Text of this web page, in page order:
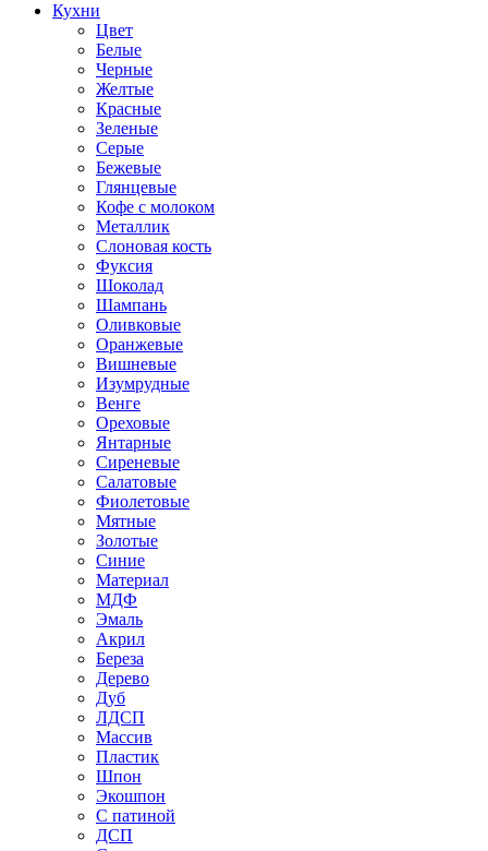
Кухни
Цвет
Белые
Черные
Желтые
Красные
Зеленые
Серые
Бежевые
Глянцевые
Кофе с молоком
Металлик
Слоновая кость
Фуксия
Шоколад
Шампань
Оливковые
Оранжевые
Вишневые
Изумрудные
Венге
Ореховые
Янтарные
Сиреневые
Салатовые
Фиолетовые
Мятные
Золотые
Синие
Материал
МДФ
Эмаль
Акрил
Береза
Дерево
Дуб
ЛДСП
Массив
Пластик
Шпон
Экошпон
С патиной
ДСП